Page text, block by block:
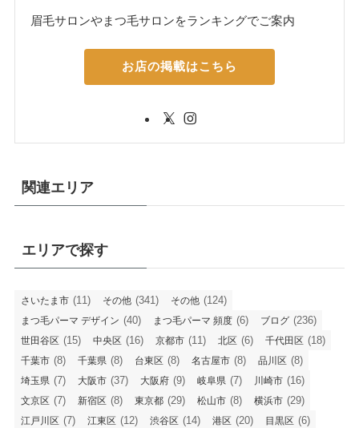
眉毛サロンやまつ毛サロンをランキングでご案内
お店の掲載はこちら
関連エリア
エリアで探す
さいたま市 (11) その他 (341) その他 (124)
まつ毛パーマ デザイン (40) まつ毛パーマ 頻度 (6) ブログ (236)
世田谷区 (15) 中央区 (16) 京都市 (11) 北区 (6) 千代田区 (18)
千葉市 (8) 千葉県 (8) 台東区 (8) 名古屋市 (8) 品川区 (8)
埼玉県 (7) 大阪市 (37) 大阪府 (9) 岐阜県 (7) 川崎市 (16)
文京区 (7) 新宿区 (8) 東京都 (29) 松山市 (8) 横浜市 (29)
江戸川区 (7) 江東区 (12) 渋谷区 (14) 港区 (20) 目黒区 (6)